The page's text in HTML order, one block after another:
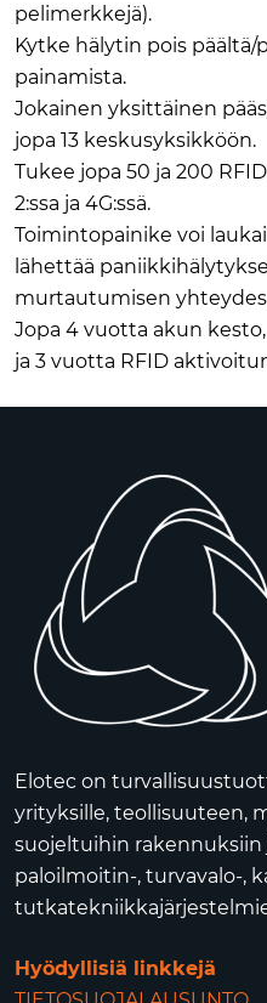
pelimerkkejä).
Kytke hälytin pois
painamista.
Jokainen yksittäinen
jopa 13 keskusyksikköön.
Tukee jopa 50 ja 200
2:ssa ja 4G:ssä.
Toimintopainike voi
lähettää
murtautumisen
Jopa 4 vuotta akun
ja 3 vuotta RFID
Elotec on
yrityksille, teollisuuteen,
suojeltuihin rakennuksiin
paloilmoitin-, turvavalo-,
Hyödyllisiä linkkejä